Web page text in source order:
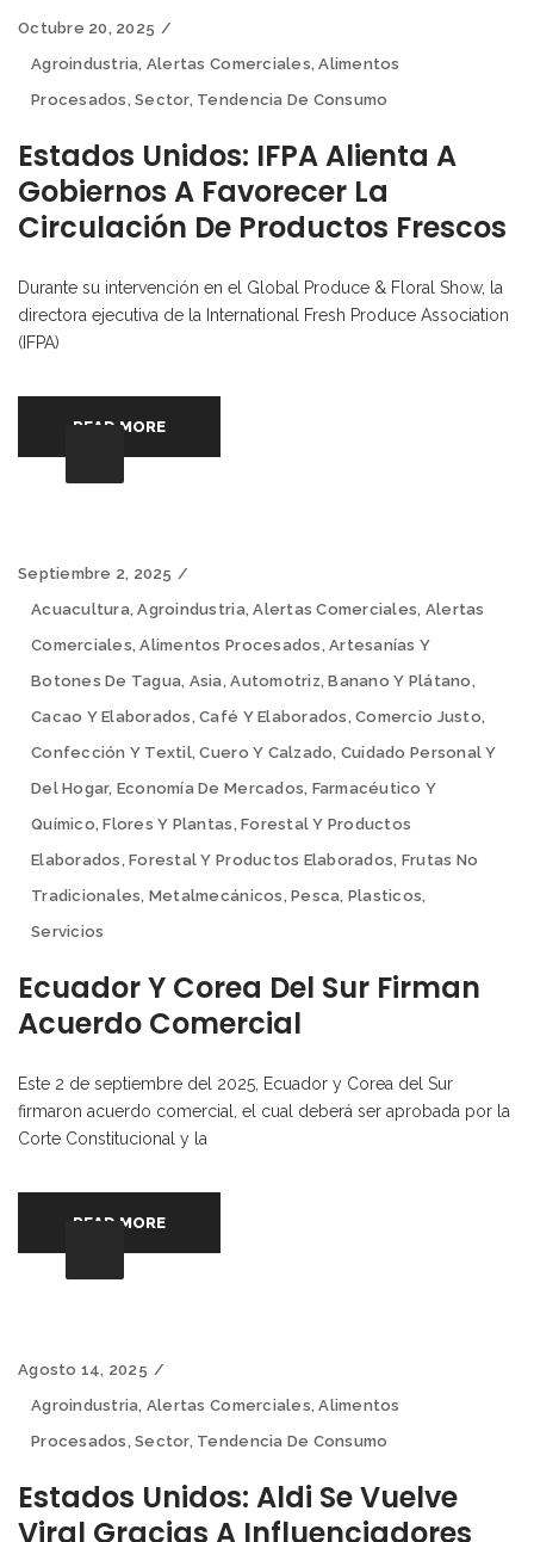
Octubre 20, 2025
Agroindustria, Alertas Comerciales,Alimentos
Procesados ,Sector, Tendencia De Consumo
Estados Unidos: IFPA Alienta A
Gobiernos A Favorecer La
Circulación De Productos Frescos
Durante su intervención en el Global Produce & Floral Show, la
directora ejecutiva de la International Fresh Produce Association
(IFPA)
READ MORE
Septiembre 2, 2025
Acuacultura,Agroindustria,Alertas Comerciales, Alertas
Comerciales,Alimentos Procesados ,Artesanías Y
Botones De Tagua, Asia,Automotriz,Banano Y Plátano ,
Cacao Y Elaborados ,Café Y Elaborados ,Comercio Justo,
Confección Y Textil,Cuero Y Calzado, Cuidado Personal Y
Del Hogar, Economía De Mercados, Farmacéutico Y
Químico,Flores Y Plantas ,Forestal Y Productos
Elaborados ,Forestal Y Productos Elaborados, Frutas No
Tradicionales, Metalmecánicos ,Pesca, Plasticos,
Servicios
Ecuador Y Corea Del Sur Firman
Acuerdo Comercial
Este 2 de septiembre del 2025, Ecuador y Corea del Sur
firmaron acuerdo comercial, el cual deberá ser aprobada por la
Corte Constitucional y la
READ MORE
Agosto 14, 2025
Agroindustria, Alertas Comerciales,Alimentos
Procesados ,Sector, Tendencia De Consumo
Estados Unidos: Aldi Se Vuelve
Viral Gracias A Influenciadores